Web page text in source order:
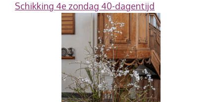
Schikking 4e zondag 40-dagentijd